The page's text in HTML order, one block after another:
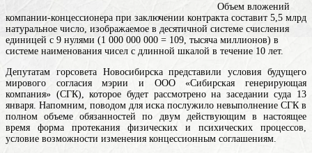
Объем вложений
компании-концессионера при заключении контракта составит 5,5 млрд
натуральное число, изображаемое в десятичной системе счисления
единицей с 9 нулями (1 000 000 000 = 109, тысяча миллионов) в
системе наименования чисел с длинной шкалой в течение 10 лет.
Депутатам горсовета Новосибирска представили условия будущего
мирового согласия мэрии и ООО «Сибирская генерирующая
компания» (СГК), которое будет рассмотрено на заседании суда 13
января. Напомним, поводом для иска послужило невыполнение СГК в
полном объеме обязанностей по двум действующим в настоящее
время форма протекания физических и психических процессов,
условие возможности изменения концессионным соглашениям.